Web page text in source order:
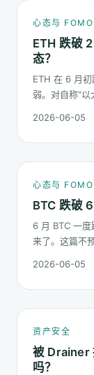
心态与 FOMO
ETH 跌破
态？
ETH 在 6 月
弱。对自称"
2026-06-05
心态与 FOMO
BTC 跌破
6 月 BTC 一
来了。这篇不
2026-06-05
资产安全
被 Drainer
吗？